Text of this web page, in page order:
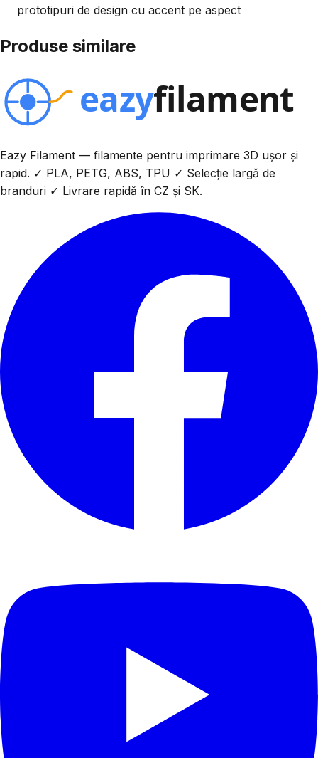
prototipuri de design cu accent pe aspect
Produse similare
Eazy Filament — filamente pentru imprimare 3D ușor și
rapid. ✓ PLA, PETG, ABS, TPU ✓ Selecție largă de
branduri ✓ Livrare rapidă în CZ și SK.